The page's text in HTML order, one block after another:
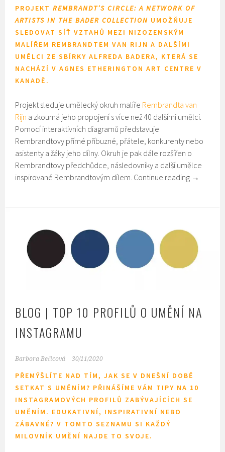
PROJEKTREMBRANDT’S CIRCLE: A NETWORK OF
ARTISTS IN THE BADER COLLECTION UMOŽŇUJE
SLEDOVAT SÍŤ VZTAHŮ MEZI NIZOZEMSKÝM
MALÍŘEM REMBRANDTEM VAN RIJN A DALŠÍMI
UMĚLCI ZE SBÍRKY ALFREDA BADERA, KTERÁ SE
NACHÁZÍ V AGNES ETHERINGTON ART CENTRE V
KANADĚ.
Projekt sleduje umělecký okruh malíře Rembrandta van
Rijn a zkoumá jeho propojení s více než 40 dalšími umělci.
Pomocí interaktivních diagramů představuje
Rembrandtovy přímé příbuzné, přátele, konkurenty nebo
asistenty a žáky jeho dílny. Okruh je pak dále rozšířen o
Rembrandtovy předchůdce, následovníky a další umělce
inspirované Rembrandtovým dílem. Continue reading →
BLOG | TOP 10 PROFILŮ O UMĚNÍ NA
INSTAGRAMU
Barbora Bečicová 30/11/2020
PŘEMÝŠLÍTE NAD TÍM, JAK SE V DNEŠNÍ DOBĚ
SETKAT S UMĚNÍM? PŘINÁŠÍME VÁM TIPY NA 10
INSTAGRAMOVÝCH PROFILŮ ZABÝVAJÍCÍCH SE
UMĚNÍM. EDUKATIVNÍ, INSPIRATIVNÍ NEBO
ZÁBAVNÉ? V TOMTO SEZNAMU SI KAŽDÝ
MILOVNÍK UMĚNÍ NAJDE TO SVOJE.